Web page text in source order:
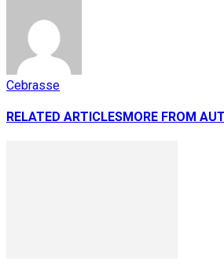
Cebrasse
RELATED ARTICLESMORE FROM